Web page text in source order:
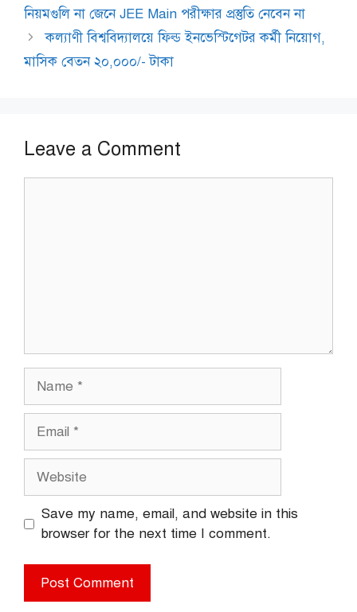
নিয়মগুলি না জেনে JEE Main পরীক্ষার প্রস্তুতি নেবেন না
কল্যাণী বিশ্ববিদ্যালয়ে ফিল্ড ইনভেস্টিগেটর কর্মী নিয়োগ,
মাসিক বেতন ২০,০০০/- টাকা
Leave a Comment
Name
Email
Website
Save my name, email, and website in this
browser for the next time I comment.